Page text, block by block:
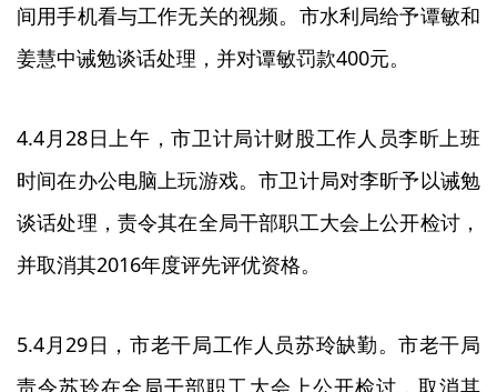
间用手机看与工作无关的视频。市水利局给予谭敏和
姜慧中诫勉谈话处理，并对谭敏罚款400元。
4.4月28日上午，市卫计局计财股工作人员李昕上班
时间在办公电脑上玩游戏。市卫计局对李昕予以诫勉
谈话处理，责令其在全局干部职工大会上公开检讨，
并取消其2016年度评先评优资格。
5.4月29日，市老干局工作人员苏玲缺勤。市老干局
责令苏玲在全局干部职工大会上公开检讨，取消其